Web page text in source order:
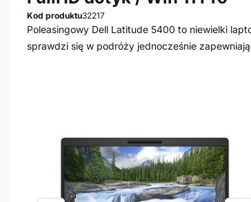
Kod produktu32217
Poleasingowy Dell Latitude 5400 to niewielki
sprawdzi się w podróży jednocześnie